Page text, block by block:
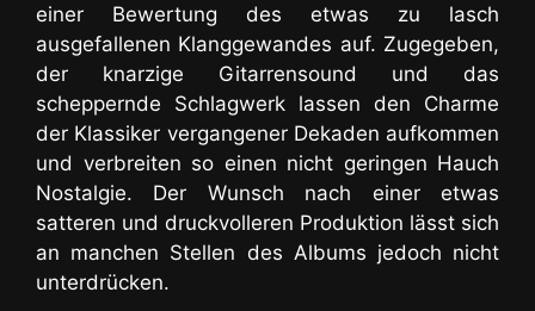
einer Bewertung des etwas zu lasch
ausgefallenen Klanggewandes auf. Zugegeben,
der knarzige Gitarrensound und das
scheppernde Schlagwerk lassen den Charme
der Klassiker vergangener Dekaden aufkommen
und verbreiten so einen nicht geringen Hauch
Nostalgie. Der Wunsch nach einer etwas
satteren und druckvolleren Produktion lässt sich
an manchen Stellen des Albums jedoch nicht
unterdrücken.